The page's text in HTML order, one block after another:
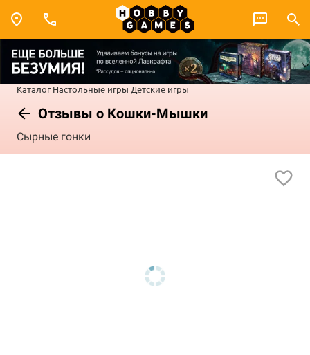
Каталог Настольные игры Детские игры
Отзывы о Кошки-Мышки
Сырные гонки